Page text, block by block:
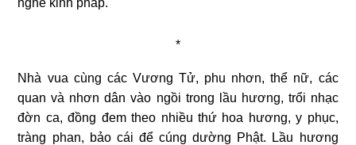
*
Nhà vua cùng các Vương Tử, phu nhơn, thể nữ, các
quan và nhơn dân vào ngồi trong lầu hương, trổi nhạc
đờn ca, đồng đem theo nhiều thứ hoa hương, y phục,
tràng phan, bảo cái để cúng dường Phật. Lầu hương